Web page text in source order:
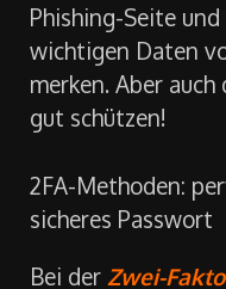
installieren. Oder
Phishing-Seite
wichtigen Daten
merken. Aber auch
2FA-Methoden: